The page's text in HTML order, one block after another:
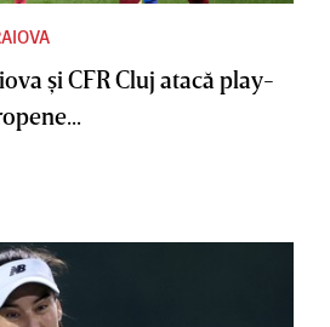
şi CFR Cluj atacă play-